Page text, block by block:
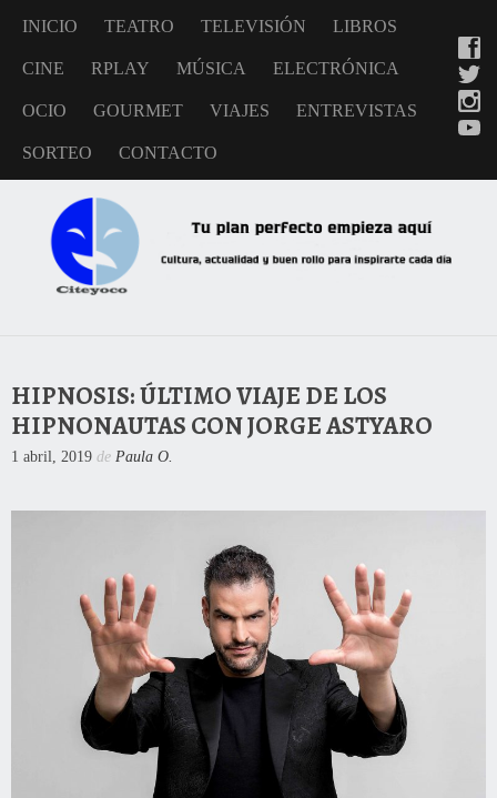
INICIO TEATRO TELEVISIÓN LIBROS
CINE RPLAY MÚSICA ELECTRÓNICA
OCIO GOURMET VIAJES ENTREVISTAS
SORTEO CONTACTO
HIPNOSIS: ÚLTIMO VIAJE DE LOS
HIPNONAUTAS CON JORGE ASTYARO
1 abril, 2019 de Paula O.